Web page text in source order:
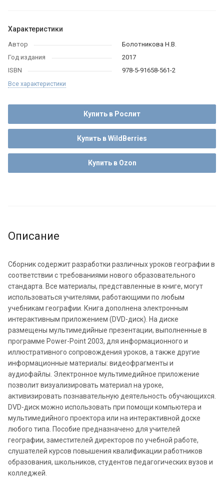
Характеристики
Автор
Болотникова Н.В.
Год издания
2017
ISBN
978-5-91658-561-2
Все характеристики
Купить в Рослит
Купить в WildBerries
Купить в Ozon
Описание
Сборник содержит разработки различных уроков географии в
соответствии с требованиями нового образовательного
стандарта. Все материалы, представленные в книге, могут
использоваться учителями, работающими по любым
учебникам географии. Книга дополнена электронным
интерактивным приложением (DVD-диск). На диске
размещены мультимедийные презентации, выполненные в
программе Power-Point 2003, для информационного и
иллюстративного сопровождения уроков, а также другие
информационные материалы: видеофрагменты и
аудиофайлы. Электронное мультимедийное приложение
позволит визуализировать материал на уроке,
активизировать познавательную деятельность обучающихся.
DVD-диск можно использовать при помощи компьютера и
мультимедийного проектора или на интерактивной доске
любого типа. Пособие предназначено для учителей
географии, заместителей директоров по учебной работе,
слушателей курсов повышения квалификации работников
образования, школьников, студентов педагогических вузов и
колледжей.